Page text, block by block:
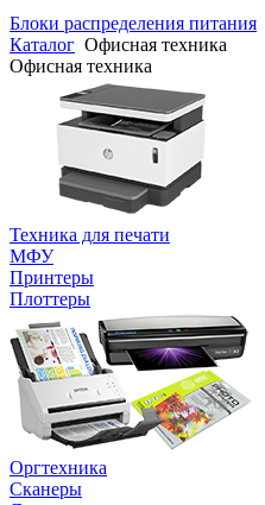
Блоки распределения питания
Каталог Офисная техника
Офисная техника
Техника для печати
МФУ
Принтеры
Плоттеры
Оргтехника
Сканеры